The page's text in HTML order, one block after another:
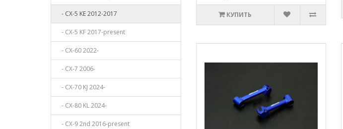
- CX-5 KE 2012-2017
- CX-5 KF 2017-present
- CX-60 2022-
- CX-7 2006-
- CX-70 KJ 2024-
- CX-80 KL 2024-
- CX-9 2nd 2016-present
КУПИТЬ